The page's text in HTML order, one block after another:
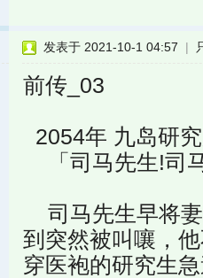
发表于 2021-10-1 04:57 |
前传_03
2054年 九岛研
「司马先生!司
司马先生早将妻
到突然被叫嚷，
穿医袍的研究生